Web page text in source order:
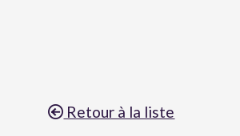
Retour à la liste